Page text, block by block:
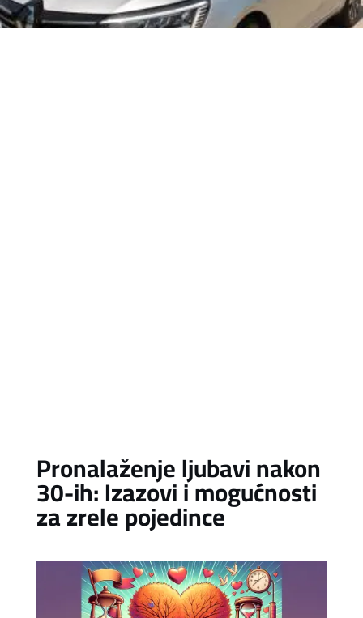
Pronalaženje ljubavi nakon
30-ih: Izazovi i mogućnosti
za zrele pojedince